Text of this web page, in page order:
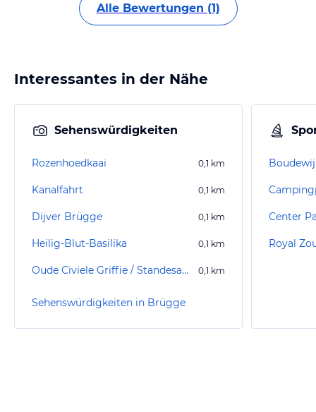
Alle Bewertungen (1)
Interessantes in der Nähe
Sehenswürdigkeiten
Rozenhoedkaai 0,1 km
Kanalfahrt 0,1 km
Dijver Brügge 0,1 km
Heilig-Blut-Basilika 0,1 km
Oude Civiele Griffie / Standesamt 0,1 km
Sehenswürdigkeiten in Brügge
Center
Royal